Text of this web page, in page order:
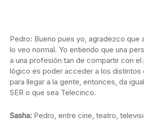
Pedro: Bueno pues yo, agradezco que
lo veo normal. Yo entiendo que una
a una profesión tan de compartir con el
lógico es poder acceder a los distintos
para llegar a la gente, entonces, da
SER o que sea Telecinco.
Sasha: Pedro, entre cine, teatro,